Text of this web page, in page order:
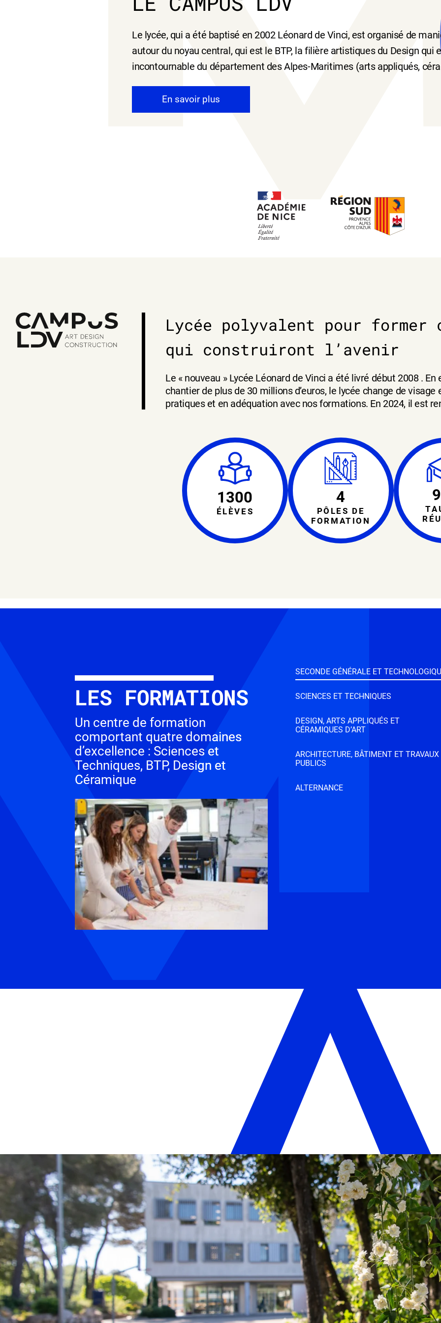
Le lycée, qui a été baptisé en 2002 Léonard de Vinci, est organisé de
autour du noyau central, qui est le BTP, la filière artistiques du Design qui
incontournable du département des Alpes-Maritimes (arts appliqués,
En savoir plus
Lycée polyvalent pour former
qui construiront l’avenir
Le « nouveau » Lycée Léonard de Vinci a été livré début 2008 .
chantier de plus de 30 millions d’euros, le lycée change de
pratiques et en adéquation avec nos formations. En 2024, il est
1300
ÉLÈVES
4
PÔLES DE
FORMATION
LES FORMATIONS
Un centre de formation
comportant quatre domaines
d’excellence : Sciences et
Techniques, BTP, Design et
Céramique
SECONDE GÉNÉRALE ET
SCIENCES ET TECHNIQUES
DESIGN, ARTS APPLIQUÉS ET
CÉRAMIQUES D’ART
ARCHITECTURE, BÂTIMENT ET TRAVAUX
PUBLICS
ALTERNANCE